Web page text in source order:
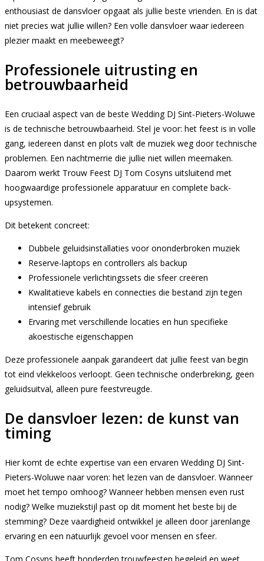
enthousiast de dansvloer opgaat als jullie beste vrienden. En is dat
niet precies wat jullie willen? Een volle dansvloer waar iedereen
plezier maakt en meebeweegt?
Professionele uitrusting en
betrouwbaarheid
Een cruciaal aspect van de beste Wedding DJ Sint-Pieters-Woluwe
is de technische betrouwbaarheid. Stel je voor: het feest is in volle
gang, iedereen danst en plots valt de muziek weg door technische
problemen. Een nachtmerrie die jullie niet willen meemaken.
Daarom werkt Trouw Feest DJ Tom Cosyns uitsluitend met
hoogwaardige professionele apparatuur en complete back-
upsystemen.
Dit betekent concreet:
Dubbele geluidsinstallaties voor ononderbroken muziek
Reserve-laptops en controllers als backup
Professionele verlichtingssets die sfeer creëren
Kwalitatieve kabels en connecties die bestand zijn tegen
intensief gebruik
Ervaring met verschillende locaties en hun specifieke
akoestische eigenschappen
Deze professionele aanpak garandeert dat jullie feest van begin
tot eind vlekkeloos verloopt. Geen technische onderbreking, geen
geluidsuitval, alleen pure feestvreugde.
De dansvloer lezen: de kunst van
timing
Hier komt de echte expertise van een ervaren Wedding DJ Sint-
Pieters-Woluwe naar voren: het lezen van de dansvloer. Wanneer
moet het tempo omhoog? Wanneer hebben mensen even rust
nodig? Welke muziekstijl past op dit moment het beste bij de
stemming? Deze vaardigheid ontwikkel je alleen door jarenlange
ervaring en een natuurlijk gevoel voor mensen en sfeer.